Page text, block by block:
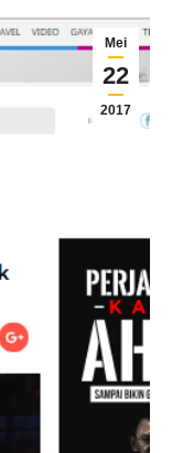
Mei
22
2017